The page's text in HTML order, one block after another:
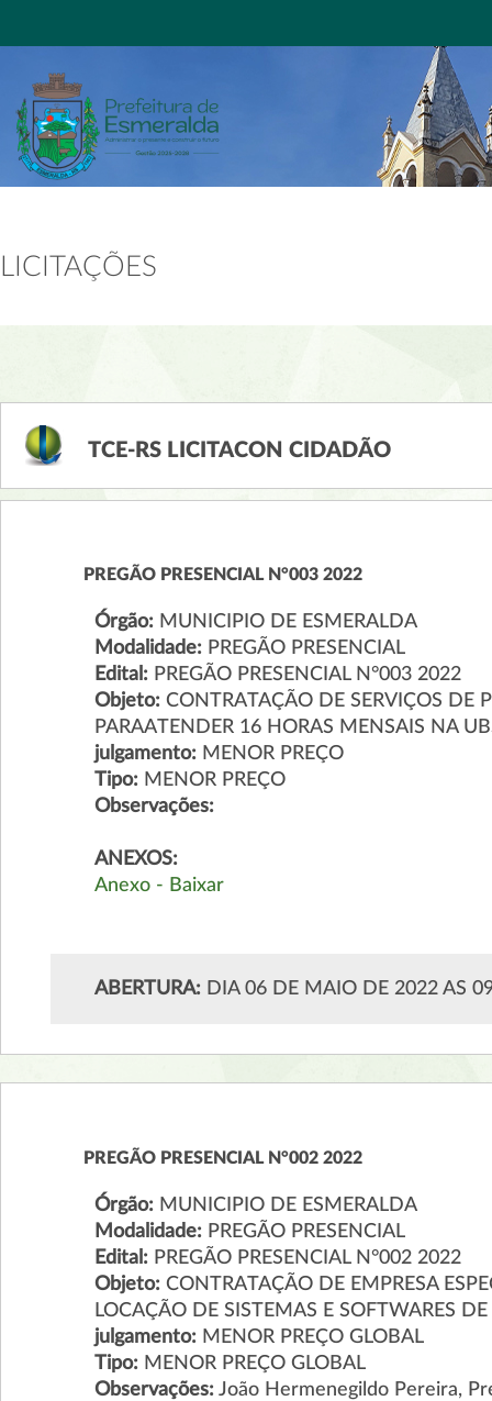
LICITAÇÕES
TCE-RS LICITACON CIDADÃO
PREGÃO PRESENCIAL N°003 2022
Órgão:MUNICIPIO DE ESMERALDA
Modalidade:PREGÃO PRESENCIAL
Edital:PREGÃO PRESENCIAL N°003 2022
Objeto:CONTRATAÇÃO DE SERVIÇOS DE
PARAATENDER 16 HORAS MENSAIS NA
julgamento:MENOR PREÇO
Tipo:MENOR PREÇO
Observações:
ANEXOS:
Anexo - Baixar
ABERTURA:DIA 06 DE MAIO DE 2022 AS
PREGÃO PRESENCIAL N°002 2022
Órgão:MUNICIPIO DE ESMERALDA
Modalidade:PREGÃO PRESENCIAL
Edital:PREGÃO PRESENCIAL N°002 2022
Objeto:CONTRATAÇÃO DE EMPRESA
LOCAÇÃO DE SISTEMAS E SOFTWARES
julgamento:MENOR PREÇO GLOBAL
Tipo:MENOR PREÇO GLOBAL
Observações:João Hermenegildo Pereira,